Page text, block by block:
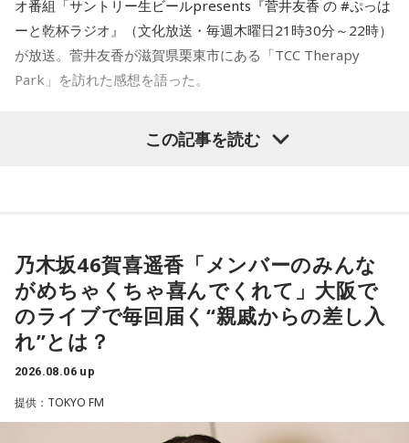
オ番組「サントリー生ビールpresents『菅井友香 の #ぷっは
ーと乾杯ラジオ』（文化放送・毎週木曜日21時30分～22時）
が放送。菅井友香が滋賀県栗東市にある「TCC Therapy
Park」を訪れた感想を語った。
-「素晴らしい素敵な取り組み」-
TCC Therapy Parkは「馬を救い、人を助ける」をコンセプト
に、競走馬として活躍した後、ケガやさまざまな事情によっ
て引退を余儀なくされた馬たちの新たな居場所を提供する施
設。引退後すぐに次の活躍先が決まらない馬たちの受け皿と
この記事を読む
乃木坂46賀喜遥香「メンバーのみんな
がめちゃくちゃ喜んでくれて」大阪で
のライブで毎回届く“親戚からの差し入
れ”とは？
2026.08.06 up
提供：TOKYO FM